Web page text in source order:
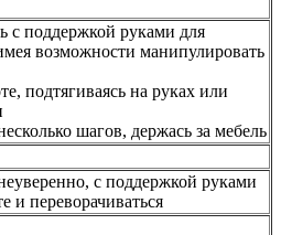
поддержкой руками для
возможности манипулировать
подтягиваясь на руках или
шагов, держась за мебель
с поддержкой руками
переворачиваться